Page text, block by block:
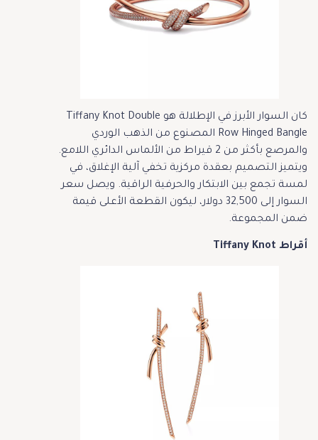
كان السوار الأبرز في الإطلالة هو Tiffany Knot Double
Row Hinged Bangle المصنوع من الذهب الوردي
والمرصع بأكثر من 2 قيراط من الألماس الدائري اللامع.
ويتميز التصميم بعقدة مركزية تخفي آلية الإغلاق، في
لمسة تجمع بين الابتكار والحرفية الراقية. ويصل سعر
السوار إلى 32,500 دولار، ليكون القطعة الأعلى قيمة
ضمن المجموعة.
أقراط Tiffany Knot